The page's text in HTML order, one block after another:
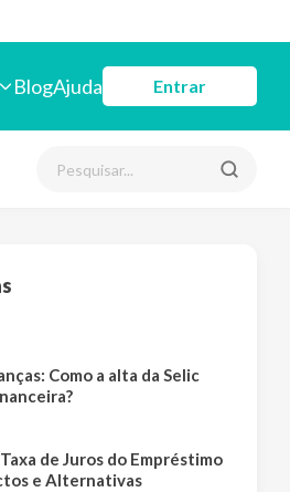
BlogAjuda Entrar
Como a alta da Selic
de Juros do Empréstimo
e Alternativas